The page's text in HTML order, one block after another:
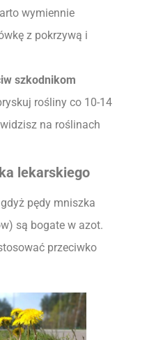
wymiennie
z pokrzywą i
szkodnikom
rośliny co 10-14
na roślinach
lekarskiego
pędy mniszka
są bogate w azot.
przeciwko